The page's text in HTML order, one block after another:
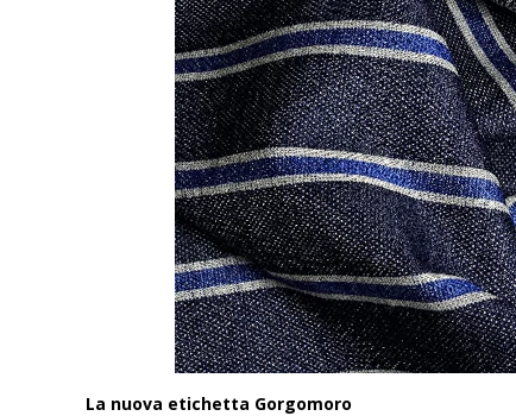
La nuova etichetta Gorgomoro